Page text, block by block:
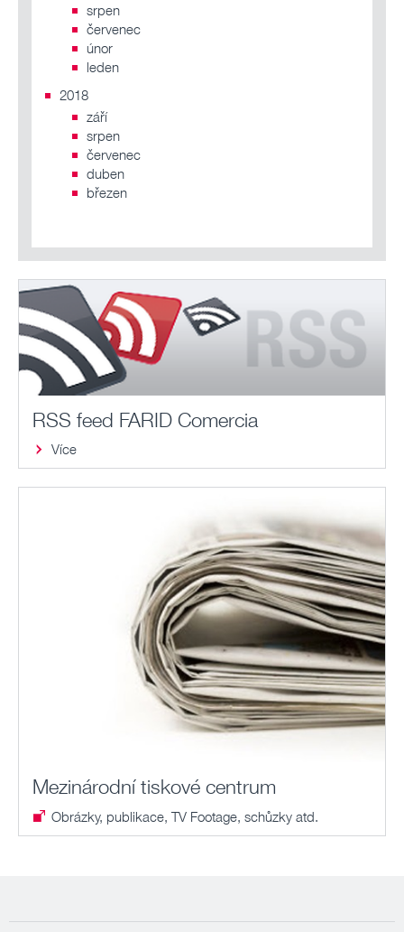
srpen
červenec
únor
leden
2018
září
srpen
červenec
duben
březen
RSS feed FARID Comercia
Více
Mezinárodní tiskové centrum
Obrázky, publikace, TV Footage, schůzky atd.